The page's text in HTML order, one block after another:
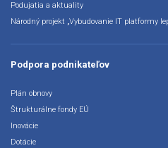
Podujatia a aktuality
Národný projekt „Vybudovanie IT platformy
Podpora podnikateľov
Plán obnovy
Štrukturálne fondy EÚ
Inovácie
Dotácie